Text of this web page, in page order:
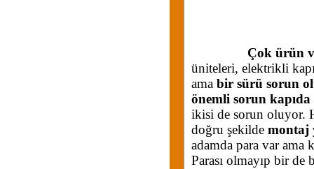
Çok ürün
üniteleri, elektrikli
ama bir sürü sorun
önemli sorun
ikisi de sorun oluyor.
doğru şekilde montaj
adamda para var ama
Parası olmayıp bir de